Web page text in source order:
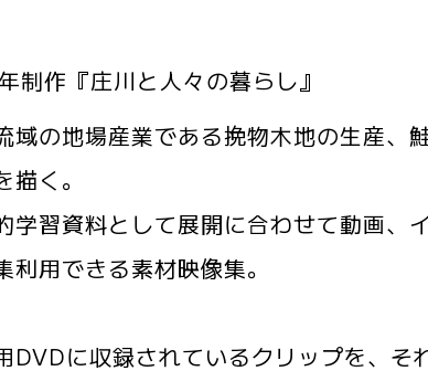
制作『庄川と人々の暮らし』
域の地場産業である挽物木地の生産、
描く。
学習資料として展開に合わせて動画、
利用できる素材映像集。
DVDに収録されているクリップを、そ